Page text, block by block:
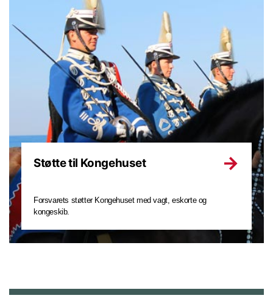
Støtte til Kongehuset
Forsvarets støtter Kongehuset med vagt, eskorte og
kongeskib.